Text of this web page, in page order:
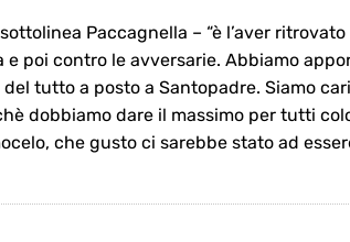
Paccagnella – “è l’aver
poi contro le avversarie. Abbiamo
tutto a posto a Santopadre. Siamo
dobbiamo dare il massimo per tutti
che gusto ci sarebbe stato ad